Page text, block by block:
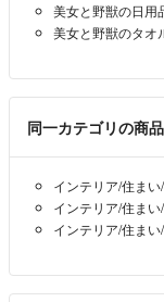
美女と野獣の日用
美女と野獣のタオ
同一カテゴリの商品
インテリア/住ま
インテリア/住ま
インテリア/住ま